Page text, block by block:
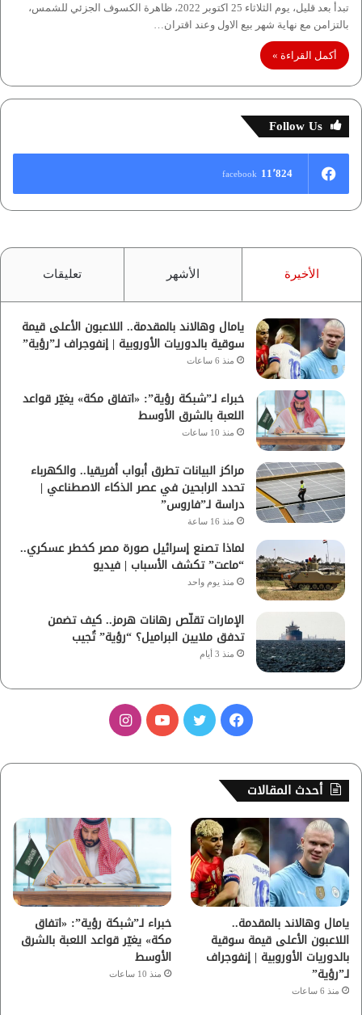
تبدأ بعد قليل، يوم الثلاثاء 25 اكتوبر 2022، ظاهرة الكسوف الجزئي للشمس،
بالتزامن مع نهاية شهر بيع الاول وعند اقتران…
أكمل القراءة »
Follow Us
11٬824 facebook
الأخيرة الأشهر تعليقات
يامال وهالاند بالمقدمة.. اللاعبون الأعلى قيمة
سوقية بالدوريات الأوروبية | إنفوجراف لـ”رؤية”
منذ 6 ساعات
خبراء لـ”شبكة رؤية”: «اتفاق مكة» يغيّر قواعد
اللعبة بالشرق الأوسط
منذ 10 ساعات
مراكز البيانات تطرق أبواب أفريقيا.. والكهرباء
تحدد الرابحين في عصر الذكاء الاصطناعي |
دراسة لـ”فاروس”
منذ 16 ساعة
لماذا تصنع إسرائيل صورة مصر كخطر عسكري..
“ماعت” تكشف الأسباب | فيديو
منذ يوم واحد
الإمارات تقلّص رهانات هرمز.. كيف تضمن
تدفق ملايين البراميل؟ “رؤية” تُجيب
منذ 3 أيام
س
ب
و
ك
ي
ب
ت
ق
ر
ا
م
أحدث المقالات
يامال وهالاند بالمقدمة..
اللاعبون الأعلى قيمة سوقية
بالدوريات الأوروبية | إنفوجراف
لـ”رؤية”
منذ 6 ساعات
خبراء لـ”شبكة رؤية”: «اتفاق
مكة» يغيّر قواعد اللعبة بالشرق
الأوسط
منذ 10 ساعات